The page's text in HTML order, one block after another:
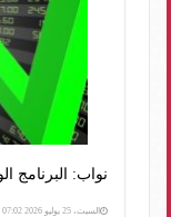
نواب: البرنامج
السبت، 25 يوليو 2026 07:02 م